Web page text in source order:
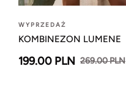
WYPRZEDAŻ
KOMBINEZON LUMENE
199.00 PLN 269.00 PLN